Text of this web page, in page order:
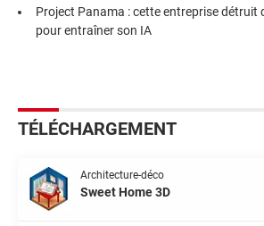
Project Panama : cette entreprise détruit
pour entraîner son IA
TÉLÉCHARGEMENT
Architecture-déco
Sweet Home 3D